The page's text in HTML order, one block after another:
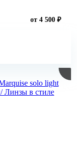
от 4 500 ₽